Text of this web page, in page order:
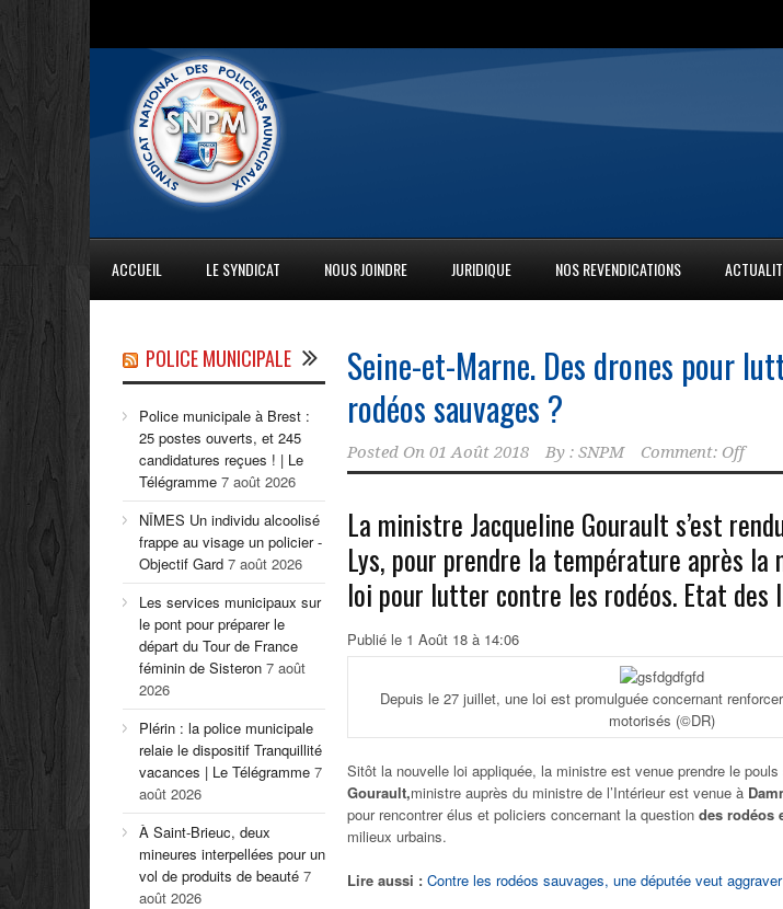
ACCUEIL LE SYNDICAT NOUS JOINDRE JURIDIQUE NOS REVENDICATIONS
Seine-et-Marne. Des drones pour
rodéos sauvages ?
Posted On 01 Août 2018 By : SNPM Comment: Off
La ministre Jacqueline Gourault s’est
Lys, pour prendre la température après la
loi pour lutter contre les rodéos. Etat des
Publié le 1 Août 18 à 14:06
Depuis le 27 juillet, une loi est promulguée concernant
motorisés (©DR)
Sitôt la nouvelle loi appliquée, la ministre est venue prendre le
Gourault,ministre auprès du ministre de l’Intérieur est venue à
pour rencontrer élus et policiers concernant la question des rodéos
milieux urbains.
Lire aussi : Contre les rodéos sauvages, une députée veut
POLICE MUNICIPALE
Police municipale à Brest :
25 postes ouverts, et 245
candidatures reçues ! | Le
Télégramme 7 août 2026
NÎMES Un individu alcoolisé
frappe au visage un policier -
Objectif Gard 7 août 2026
Les services municipaux sur
le pont pour préparer le
départ du Tour de France
féminin de Sisteron 7 août
2026
Plérin : la police municipale
relaie le dispositif Tranquillité
vacances | Le Télégramme 7
août 2026
À Saint-Brieuc, deux
mineures interpellées pour un
vol de produits de beauté 7
août 2026